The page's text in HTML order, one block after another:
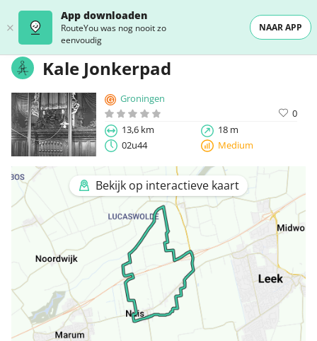
App downloaden
RouteYou was nog nooit zo
eenvoudig
NAAR APP
Kale Jonkerpad
Groningen
0
13,6 km
18 m
02u44
Medium
Bekijk op interactieve kaart